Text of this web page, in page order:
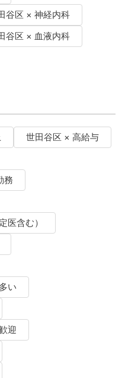
谷区 × 神経内科
谷区 × 血液内科
世田谷区 × 高給与
務
医含む）
い
迎